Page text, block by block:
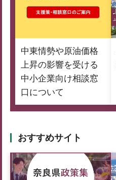
中東情勢や原油価格
上昇の影響を受ける
中小企業向け相談窓
口について
おすすめサイト